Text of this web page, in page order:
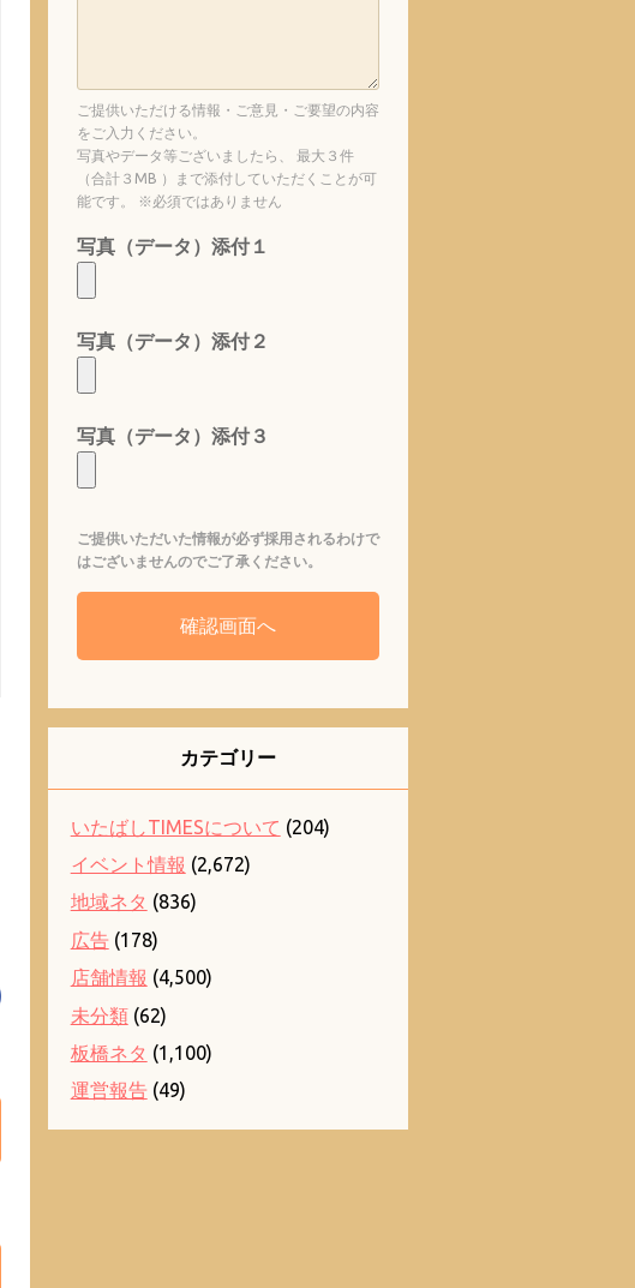
ご提供いただける情報・ご意見・ご要望の内容
をご入力ください。
写真やデータ等ございましたら、 最大３件
（合計３MB ）まで添付していただくことが可
能です。 ※必須ではありません
写真（データ）添付１
写真（データ）添付２
写真（データ）添付３
ご提供いただいた情報が必ず採用されるわけで
はございませんのでご了承ください。
カテゴリー
いたばしTIMESについて (204)
イベント情報 (2,672)
地域ネタ (836)
広告(178)
店舗情報 (4,500)
未分類(62)
板橋ネタ (1,100)
運営報告(49)